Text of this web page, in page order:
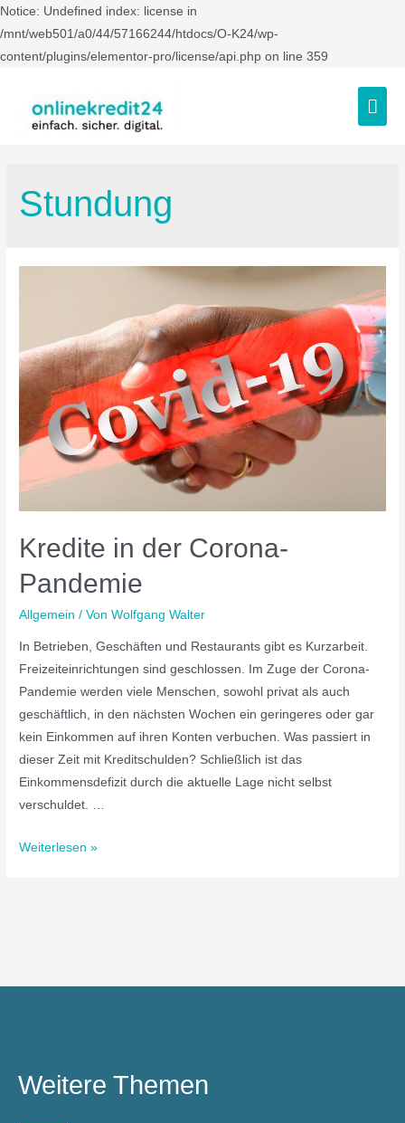
Notice: Undefined index: license in
/mnt/web501/a0/44/57166244/htdocs/O-K24/wp-
content/plugins/elementor-pro/license/api.php on line 359
Stundung
Kredite in der Corona-
Pandemie
Allgemein / VonWolfgang Walter
In Betrieben, Geschäften und Restaurants gibt es Kurzarbeit.
Freizeiteinrichtungen sind geschlossen. Im Zuge der Corona-
Pandemie werden viele Menschen, sowohl privat als auch
geschäftlich, in den nächsten Wochen ein geringeres oder gar
kein Einkommen auf ihren Konten verbuchen. Was passiert in
dieser Zeit mit Kreditschulden? Schließlich ist das
Einkommensdefizit durch die aktuelle Lage nicht selbst
verschuldet. …
Weiterlesen »
Weitere Themen